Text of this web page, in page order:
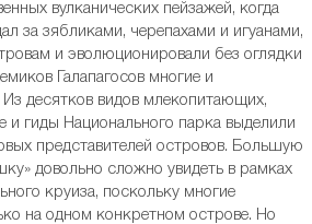
вулканических пейзажей, когда
за зябликами, черепахами и игуанами,
и эволюционировали без оглядки
Галапагосов многие и
десятков видов млекопитающих,
и гиды Национального парка выделили
представителей островов. Большую
довольно сложно увидеть в рамках
круиза, поскольку многие
на одном конкретном острове. Но